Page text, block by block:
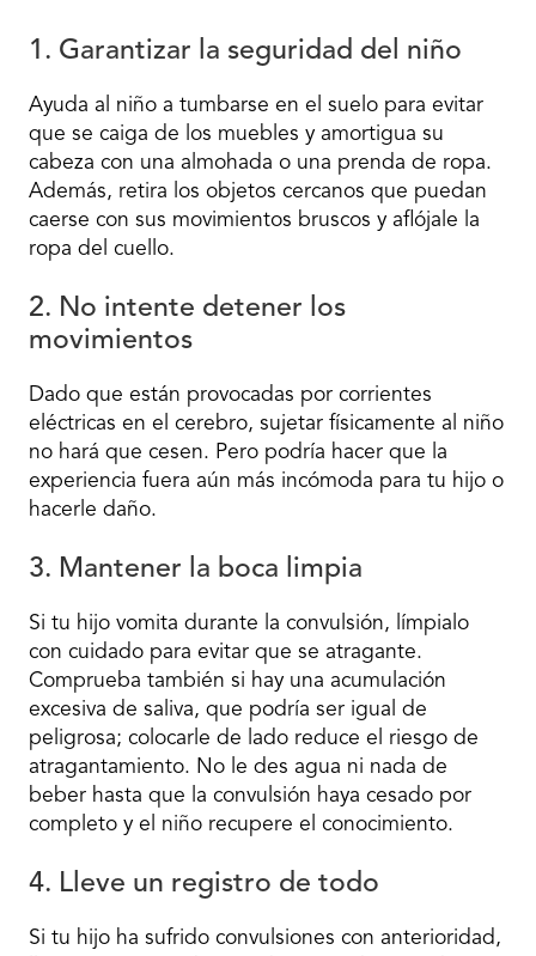
1. Garantizar la seguridad del niño
Ayuda al niño a tumbarse en el suelo para evitar
que se caiga de los muebles y amortigua su
cabeza con una almohada o una prenda de ropa.
Además, retira los objetos cercanos que puedan
caerse con sus movimientos bruscos y aflójale la
ropa del cuello.
2. No intente detener los
movimientos
Dado que están provocadas por corrientes
eléctricas en el cerebro, sujetar físicamente al niño
no hará que cesen. Pero podría hacer que la
experiencia fuera aún más incómoda para tu hijo o
hacerle daño.
3. Mantener la boca limpia
Si tu hijo vomita durante la convulsión, límpialo
con cuidado para evitar que se atragante.
Comprueba también si hay una acumulación
excesiva de saliva, que podría ser igual de
peligrosa; colocarle de lado reduce el riesgo de
atragantamiento. No le des agua ni nada de
beber hasta que la convulsión haya cesado por
completo y el niño recupere el conocimiento.
4. Lleve un registro de todo
Si tu hijo ha sufrido convulsiones con anterioridad,